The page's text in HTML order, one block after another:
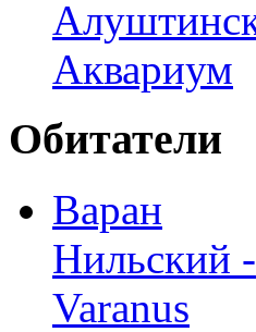
Обитатели
Варан
Нильский -
Varanus